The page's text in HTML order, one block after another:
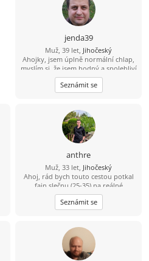
jenda39
Muž, 39 let, Jihočeský
Ahojky, jsem úplně normální chlap,
myslím si, že jsem hodný a spolehliví
a že nezkazím žádnou srandu.
Hledám k sobě partnerku na
společnou a pohodovou cestu
překážkou????
Seznámit se
anthre
Muž, 33 let, Jihočeský
Ahoj, rád bych touto cestou potkal
fajn slečnu (25-35) na reálné
seznámení. Že se sice jmenuji Dědek,
ale ve svých 33 letech mám do
starého železa ještě daleko. ????
Trhové Sviny – České Budějovice.
Jsem v tomhle realista a hledám
parťačku z okolí, abychom k sobě
neměli dál, než na jedno rozumné
Seznámit se